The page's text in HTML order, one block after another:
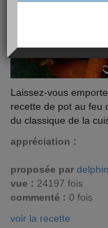
Laissez-vous
recette de pot au feu
du classique de la
appréciation :
proposée par
vue : 24197 fois
commenté : 0 fois
voir la recette